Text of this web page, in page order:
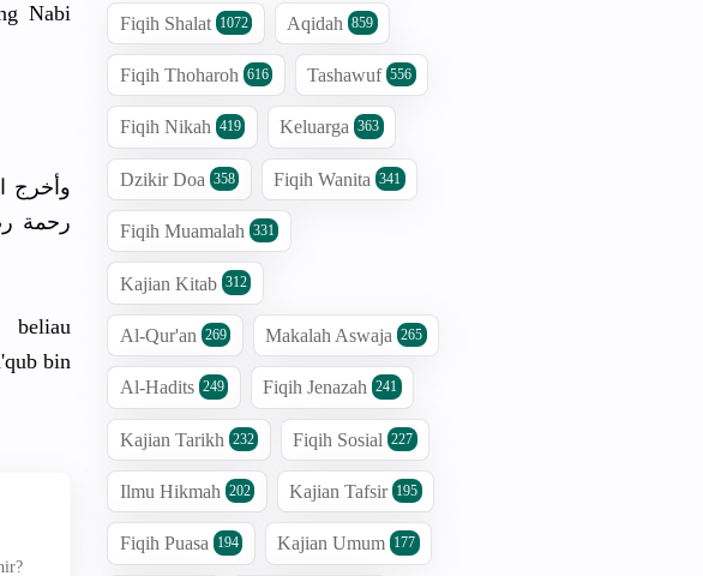
Nabi
وأخرج
رحمة
beliau
bin
Fiqih Shalat 1072 Aqidah 859
Fiqih Thoharoh 616 Tashawuf 556
Fiqih Nikah 419 Keluarga 363
Dzikir Doa 358 Fiqih Wanita 341
Fiqih Muamalah 331
Kajian Kitab 312
Al-Qur'an 269 Makalah Aswaja 265
Al-Hadits 249 Fiqih Jenazah 241
Kajian Tarikh 232 Fiqih Sosial 227
Ilmu Hikmah 202 Kajian Tafsir 195
Fiqih Puasa 194 Kajian Umum 177